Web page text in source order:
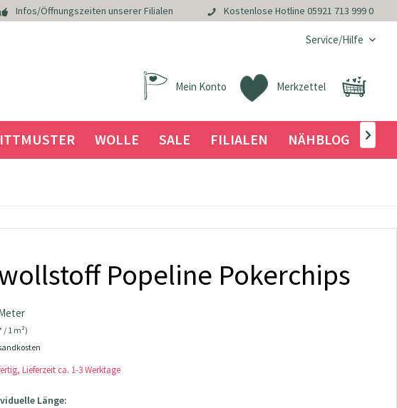
Infos/Öffnungszeiten unserer Filialen Kostenlose Hotline 05921 713 999 0
Service/Hilfe
Merkzettel
Mein Konto
WOLLE SALE FILIALEN NÄHBLOG 
Popeline Pokerchips
/ 1 m²)
Lieferzeit ca. 1-3 Werktage
Länge: